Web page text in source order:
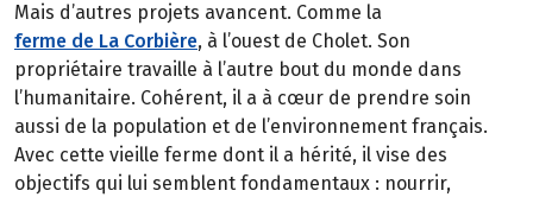
Mais d’autres projets avancent. Comme la
ferme de La Corbière, à l’ouest de Cholet. Son
propriétaire travaille à l’autre bout du monde dans
l’humanitaire. Cohérent, il a à cœur de prendre soin
aussi de la population et de l’environnement français.
Avec cette vieille ferme dont il a hérité, il vise des
objectifs qui lui semblent fondamentaux : nourrir,